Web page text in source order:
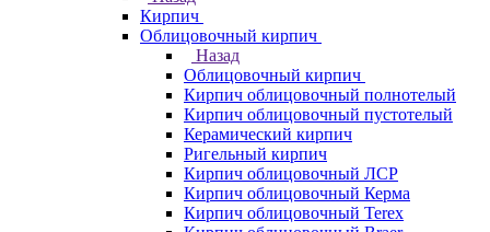
Кирпич
Облицовочный кирпич
Назад
Облицовочный кирпич
Кирпич облицовочный полнотелый
Кирпич облицовочный пустотелый
Керамический кирпич
Ригельный кирпич
Кирпич облицовочный ЛСР
Кирпич облицовочный Керма
Кирпич облицовочный Terex